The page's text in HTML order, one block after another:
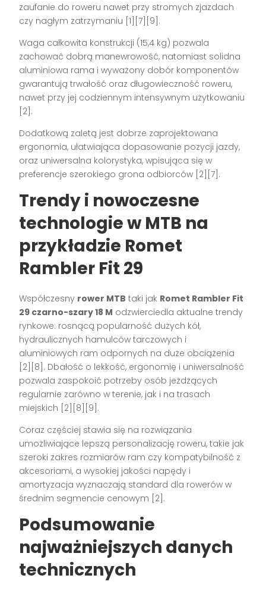
zaufanie do roweru nawet przy stromych zjazdach
czy nagłym zatrzymaniu [1][7][9] .
Waga całkowita konstrukcji (15,4 kg) pozwala
zachować dobrą manewrowość, natomiast solidna
aluminiowa rama i wyważony dobór komponentów
gwarantują trwałość oraz długowieczność roweru,
nawet przy jej codziennym intensywnym użytkowaniu
[2] .
Dodatkową zaletą jest dobrze zaprojektowana
ergonomia, ułatwiająca dopasowanie pozycji jazdy,
oraz uniwersalna kolorystyka, wpisująca się w
preferencje szerokiego grona odbiorców [2][7] .
Trendy i nowoczesne
technologie w MTB na
przykładzie Romet
Rambler Fit 29
Współczesny rower MTB taki jak Romet Rambler Fit
29 czarno-szary 18 M odzwierciedla aktualne trendy
rynkowe: rosnącą popularność dużych kół,
hydraulicznych hamulców tarczowych i
aluminiowych ram odpornych na duże obciążenia
[2][8] . Dbałość o lekkość, ergonomię i uniwersalność
pozwala zaspokoić potrzeby osób jeżdżących
regularnie zarówno w terenie, jak i na trasach
miejskich [2][8][9] .
Coraz częściej stawia się na rozwiązania
umożliwiające lepszą personalizację roweru, takie jak
szeroki zakres rozmiarów ram czy kompatybilność z
akcesoriami, a wysokiej jakości napędy i
amortyzacja wyznaczają standard dla rowerów w
średnim segmencie cenowym [2] .
Podsumowanie
najważniejszych danych
technicznych